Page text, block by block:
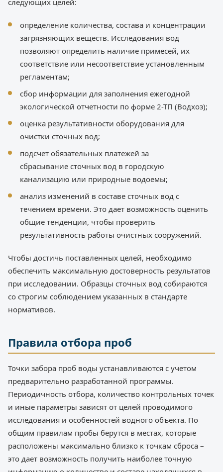
следующих целей:
определение количества, состава и концентрации
загрязняющих веществ. Исследования вод
позволяют определить наличие примесей, их
соответствие или несоответствие установленным
регламентам;
сбор информации для заполнения ежегодной
экологической отчетности по форме 2-ТП (Водхоз);
оценка результативности оборудования для
очистки сточных вод;
подсчет обязательных платежей за
сбрасывание сточных вод в городскую
канализацию или природные водоемы;
анализ изменений в составе сточных вод с
течением времени. Это дает возможность оценить
общие тенденции, чтобы проверить
результативность работы очистных сооружений.
Чтобы достичь поставленных целей, необходимо
обеспечить максимальную достоверность результатов
при исследовании. Образцы сточных вод собираются
со строгим соблюдением указанных в стандарте
нормативов.
Правила отбора проб
Точки забора проб воды устанавливаются с учетом
предварительно разработанной программы.
Периодичность отбора, количество контрольных точек
и иные параметры зависят от целей проводимого
исследования и особенностей водного объекта. По
общим правилам пробы берутся в местах, которые
расположены максимально близко к точкам сброса –
это дает возможность получить наиболее точную